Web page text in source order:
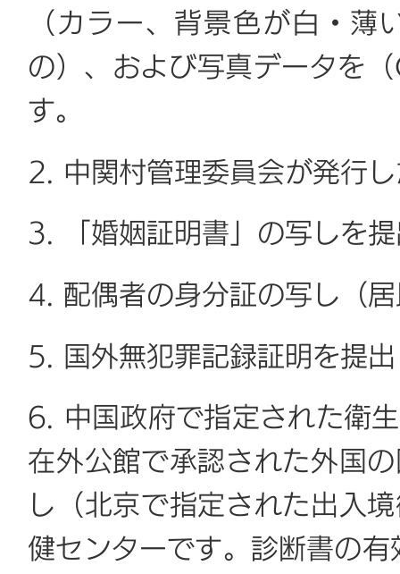
（カラー、背景色が白・
の）、および写真データを
す。
2. 中関村管理委員会が発行
3. 「婚姻証明書」の写しを
4. 配偶者の身分証の写し（
5. 国外無犯罪記録証明を提
6. 中国政府で指定された衛
在外公館で承認された外国
し（北京で指定された出入
健センターです。診断書の